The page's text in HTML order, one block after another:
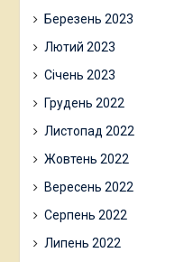
Березень 2023
Лютий 2023
Січень 2023
Грудень 2022
Листопад 2022
Жовтень 2022
Вересень 2022
Серпень 2022
Липень 2022